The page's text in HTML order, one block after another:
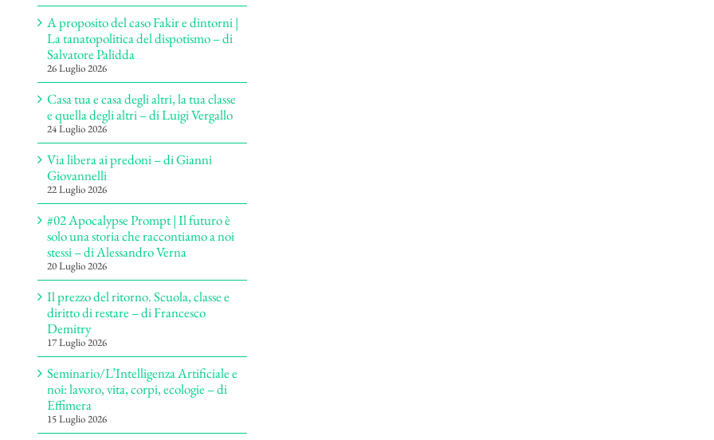
A proposito del caso Fakir e dintorni |
La tanatopolitica del dispotismo – di
Salvatore Palidda
26 Luglio 2026
Casa tua e casa degli altri, la tua classe
e quella degli altri – di Luigi Vergallo
24 Luglio 2026
Via libera ai predoni – di Gianni
Giovannelli
22 Luglio 2026
#02 Apocalypse Prompt | Il futuro è
solo una storia che raccontiamo a noi
stessi – di Alessandro Verna
20 Luglio 2026
Il prezzo del ritorno. Scuola, classe e
diritto di restare – di Francesco
Demitry
17 Luglio 2026
Seminario/L’Intelligenza Artificiale e
noi: lavoro, vita, corpi, ecologie – di
Effimera
15 Luglio 2026